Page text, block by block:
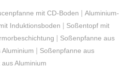
mit CD-Boden | Aluminium-
Induktionsboden | Soßentopf mit
| Soßenpfanne aus
| Soßenpfanne aus
Aluminium